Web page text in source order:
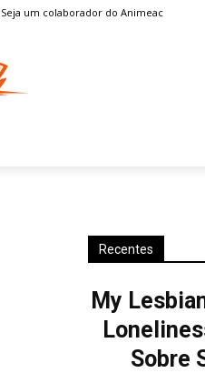
Seja um colaborador do Animeac
Recentes
My
Sobre